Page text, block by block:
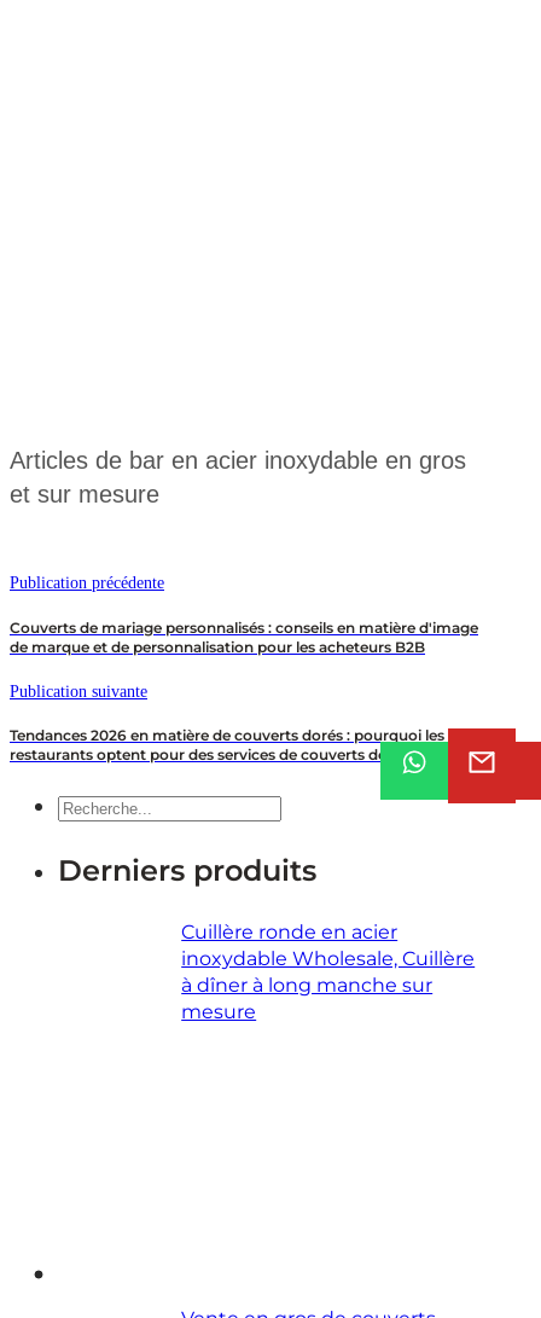
Articles de bar en acier inoxydable en gros
et sur mesure
Publication précédente
Couverts de mariage personnalisés : conseils en matière d'image
de marque et de personnalisation pour les acheteurs B2B
Publication suivante
Tendances 2026 en matière de couverts dorés : pourquoi les
restaurants optent pour des services de couverts dorés
Recherche
Derniers produits
Cuillère ronde en acier
inoxydable Wholesale, Cuillère
à dîner à long manche sur
mesure